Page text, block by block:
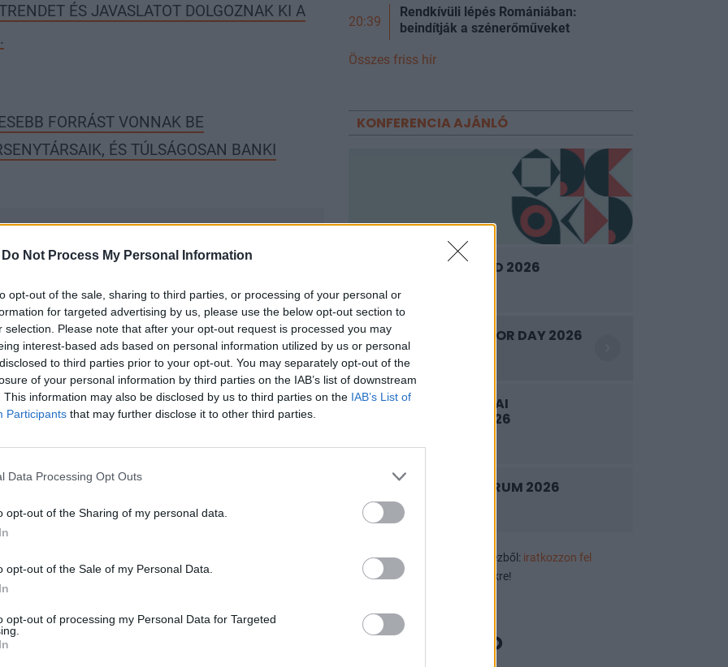
Do Not Process My Personal Information
opt-out of the sale, sharing to third parties, or processing of your personal or
for targeted advertising by us, please use the below opt-out section to
selection. Please note that after your opt-out request is processed you may
interest-based ads based on personal information utilized by us or personal
to third parties prior to your opt-out. You may separately opt-out of the
of your personal information by third parties on the IAB’s list of downstream
This information may also be disclosed by us to third parties on the IAB’s List of
Participants that may further disclose it to other third parties.
Data Processing Opt Outs
opt-out of the Sharing of my personal data.
opt-out of the Sale of my Personal Data.
opt-out of processing my Personal Data for Targeted
ÉS JAVASLATOT DOLGOZNAK KI A
FORRÁST VONNAK BE
ÉS TÚLSÁGOSAN BANKI
Musk üdvöskéjét, a magyar kormány is beszáll
ről hamarosan 29 tagja lehet az uniónak
számlát állnak az európai országok a pusztító
szabályozás, felügyelet és adózás – miatt a
maradt. A brexit csak tovább
legfejlettebb pénzügyi központját,
a strukturális változás elengedhetetlen.
LAGARDE ÉVI 300 MILLIÁRD
BÓL AZ USA IRÁNYÁBA, MÍG MARIO
ÉVES BERUHÁZÁSI IGÉNYT JELÖLT
FEDEZI KÖZPÉNZ.
20:39
Rendkívüli lépés Romániában:
beindítják a szénerőműveket
Összes friss hír
KONFERENCIA AJÁNLÓ
SUSTAINABLE WORLD 2026
2026. szeptember 8.
WOOD & CO. INVESTOR DAY 2026
2026. szeptember 9.
LENDÜLETBEN A HAZAI
VÁLLALKOZÁSOK 2026
PRIVATE HEALTH FORUM 2026
2026. szeptember 10.
Hírek, eseményajánlók első kézből: iratkozzon fel
exkluzív rendezvényértesítőnkre!